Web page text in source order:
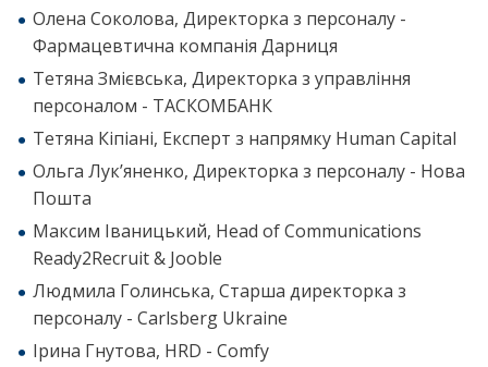
Олена Соколова, Директорка з персоналу -
Фармацевтична компанія Дарниця
Тетяна Змієвська, Директорка з управління
персоналом - ТАСКОМБАНК
Тетяна Кіпіані, Експерт з напрямку Human Capital
Ольга Лукʼяненко, Директорка з персоналу - Нова
Пошта
Максим Іваницький, Head of Communications
Ready2Recruit & Jooble
Людмила Голинська, Старша директорка з
персоналу - Carlsberg Ukraine
Ірина Гнутова, HRD - Comfy